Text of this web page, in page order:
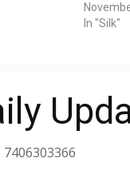
In "Silk"